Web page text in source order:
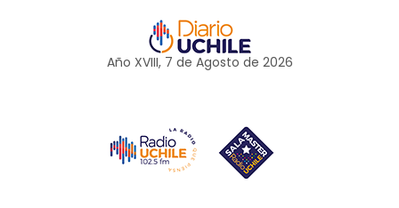
Año XVIII, 7 de Agosto de 2026